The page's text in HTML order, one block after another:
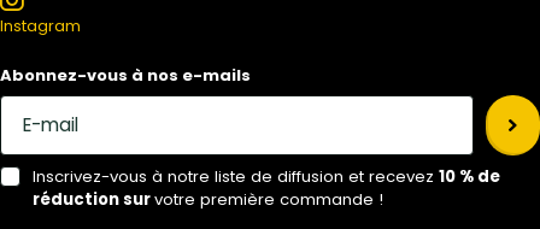
Instagram
Abonnez-vous à nos e-mails
Inscrivez-vous à notre liste de diffusion et recevez 10 % de
réduction survotre première commande !